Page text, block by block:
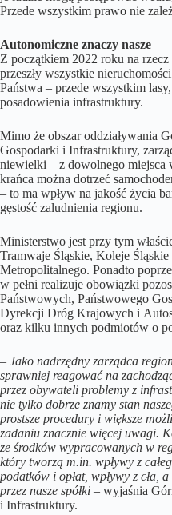
Przede wszystkim prawo nie
Autonomiczne znaczy nasze
Z początkiem 2022 roku na
przeszły wszystkie
Państwa – przede wszystkim
posadowienia infrastruktury.
Mimo że obszar oddziaływania
Gospodarki i Infrastruktury,
niewielki – z dowolnego
krańca można dotrzeć
– to ma wpływ na jakość życia
gęstość zaludnienia regionu.
Ministerstwo jest przy tym
Tramwaje Śląskie, Koleje
Metropolitalnego. Ponadto
w pełni realizuje obowiązki
Państwowych, Państwowego
Dyrekcji Dróg Krajowych i
oraz kilku innych podmiotów o
– Jako nadrzędny zarządca
sprawniej reagować na
przez obywateli problemy z
nie tylko dobrze znamy stan
prostsze procedury i większe
zadaniu znacznie więcej uwagi.
ze środków wypracowanych w
który tworzą m.in. wpływy z
podatków i opłat, wpływy z cła,
przez nasze spółki – wyjaśnia
i Infrastruktury.